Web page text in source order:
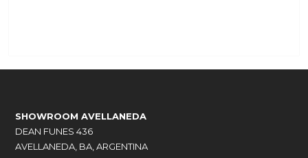
SHOWROOM AVELLANEDA
DEAN FUNES 436
AVELLANEDA, BA, ARGENTINA